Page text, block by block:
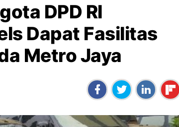
DPD RI
Dapat Fasilitas
Metro Jaya